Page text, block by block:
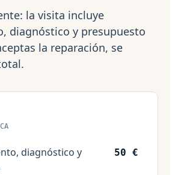
la visita incluye
diagnóstico y presupuesto
la reparación, se
diagnóstico y
50 €